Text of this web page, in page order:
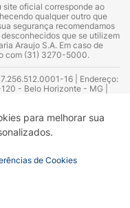
para melhorar sua
de Cookies
site oficial corresponde ao
qualquer outro que
segurança recomendamos
que se utilizem
Araujo S.A. Em caso de
com (31) 3270-5000.
16 | Endereço:
- Belo Horizonte - MG |
Alvarenga – CRF 52.584 -
- CRF Nº 13.748. Alvará
da Empresa (AFE):